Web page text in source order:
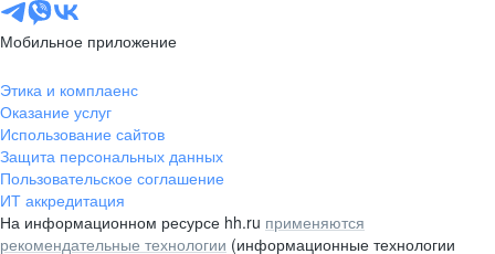
Мобильное приложение
Этика и комплаенс
Оказание услуг
Использование сайтов
Защита персональных данных
Пользовательское соглашение
ИТ аккредитация
На информационном ресурсе hh.ru применяются
рекомендательные технологии (информационные технологии